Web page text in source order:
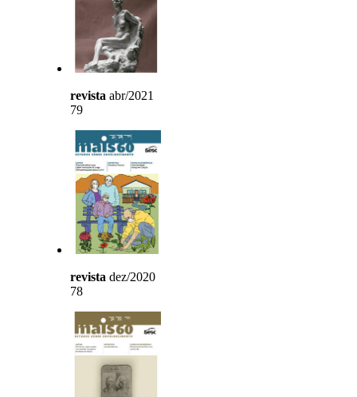
revista abr/2021
79
revista dez/2020
78